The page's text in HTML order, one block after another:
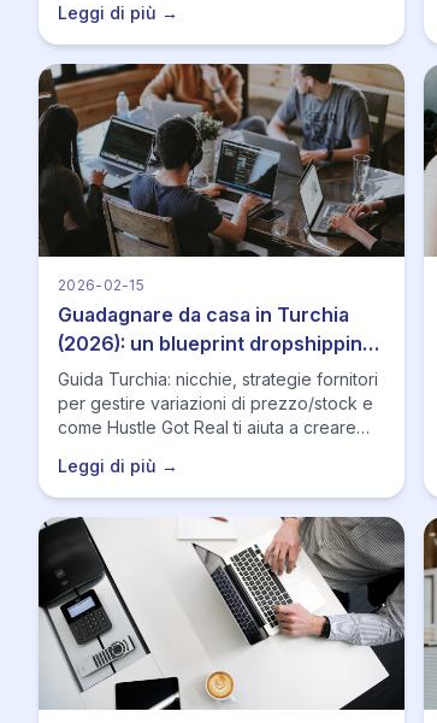
Leggi di più →
2026-02-15
Guadagnare da casa in Turchia
(2026): un blueprint dropshipping
pratico
Guida Turchia: nicchie, strategie fornitori
per gestire variazioni di prezzo/stock e
come Hustle Got Real ti aiuta a creare
scalare.
Leggi di più →